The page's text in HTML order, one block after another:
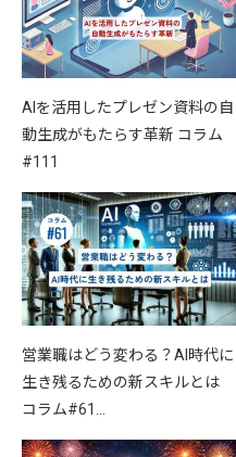
AIを活用したプレゼン資料の自
動生成がもたらす革新 コラム
#111
営業職はどう変わる？AI時代に
生き残るための新スキルとは
コラム#61…